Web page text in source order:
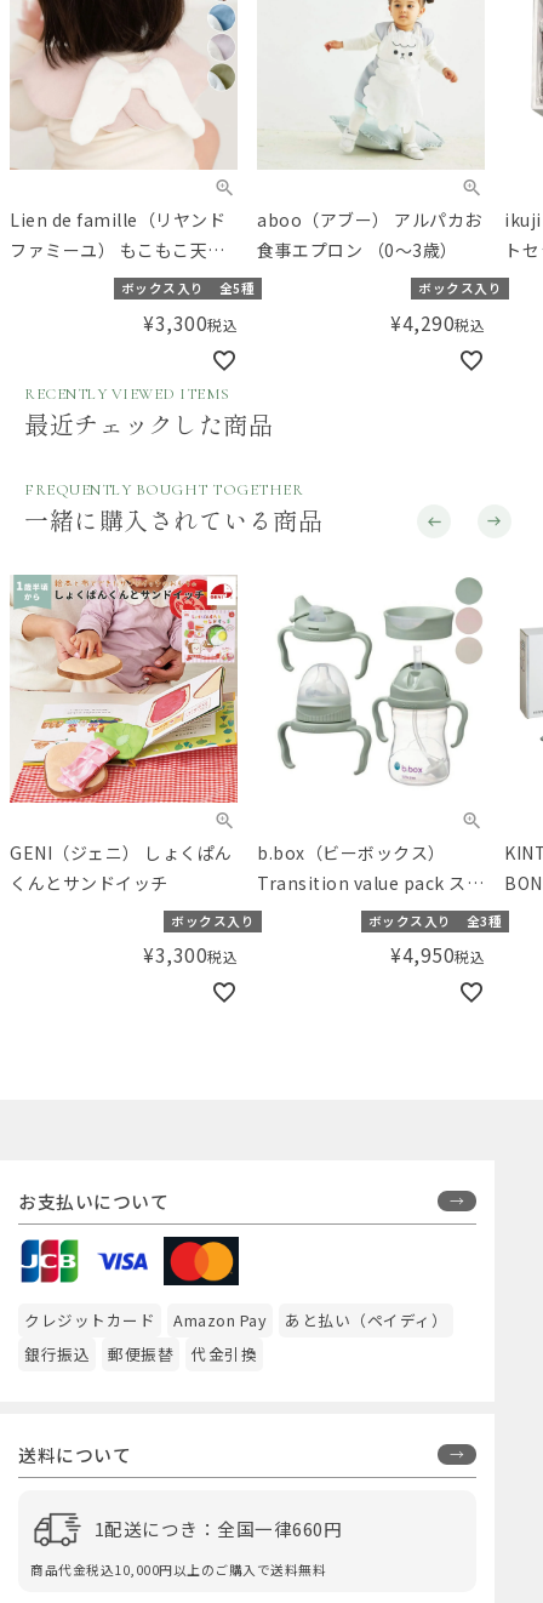
Lien de famille（リヤンド
ファミーユ） もこもこ天使
ボックス入り 全5種
¥3,300税込
aboo（アブー） アルパカお
食事エプロン （0～3歳）
ボックス入り
¥4,290税込
ト
RECENTLY VIEWED ITEMS
最近チェックした商品
FREQUENTLY BOUGHT TOGETHER
一緒に購入されている商品
GENI（ジェニ） しょくぱん
くんとサンドイッチ
ボックス入り
¥3,300税込
b.box（ビーボックス）
Transition value pack ステ
ップアップマグパック
ボックス入り 全3種
¥4,950税込
お支払いについて
クレジットカード Amazon Pay
あと払い（ペイディ）
銀行振込
郵便振替 代金引換
送料について
1配送につき：全国一律660円
商品代金税込10,000円以上のご購入で送料無料